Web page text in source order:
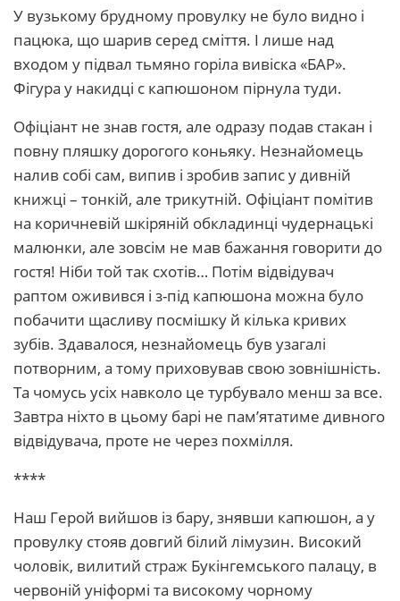
У вузькому брудному провулку не було видно і
пацюка, що шарив серед сміття. І лише над
входом у підвал тьмяно горіла вивіска «БАР».
Фігура у накидці с капюшоном пірнула туди.
Офіціант не знав гостя, але одразу подав стакан і
повну пляшку дорогого коньяку. Незнайомець
налив собі сам, випив і зробив запис у дивній
книжці – тонкій, але трикутній. Офіціант помітив
на коричневій шкіряній обкладинці чудернацькі
малюнки, але зовсім не мав бажання говорити до
гостя! Ніби той так схотів… Потім відвідувач
раптом оживився і з-під капюшона можна було
побачити щасливу посмішку й кілька кривих
зубів. Здавалося, незнайомець був узагалі
потворним, а тому приховував свою зовнішність.
Та чомусь усіх навколо це турбувало менш за все.
Завтра ніхто в цьому барі не пам’ятатиме дивного
відвідувача, проте не через похмілля.
****
Наш Герой вийшов із бару, знявши капюшон, а у
провулку стояв довгий білий лімузин. Високий
чоловік, вилитий страж Букінгемського палацу, в
червоній уніформі та високому чорному